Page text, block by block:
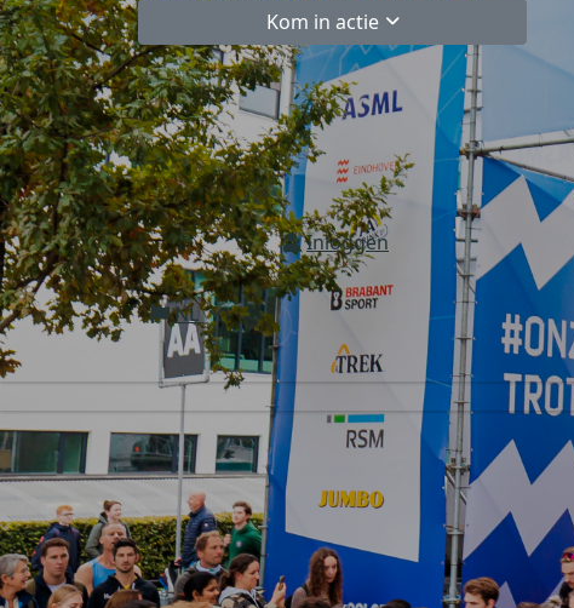
Kom in actie
Inloggen
NL